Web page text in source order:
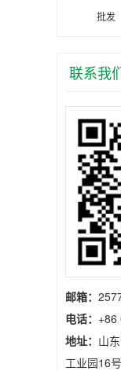
批发
联系我
邮箱：
电话： +86
地址： 山
工业园16号